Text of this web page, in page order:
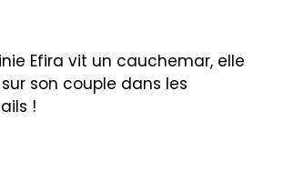
Efira vit un cauchemar, elle
son couple dans les
!